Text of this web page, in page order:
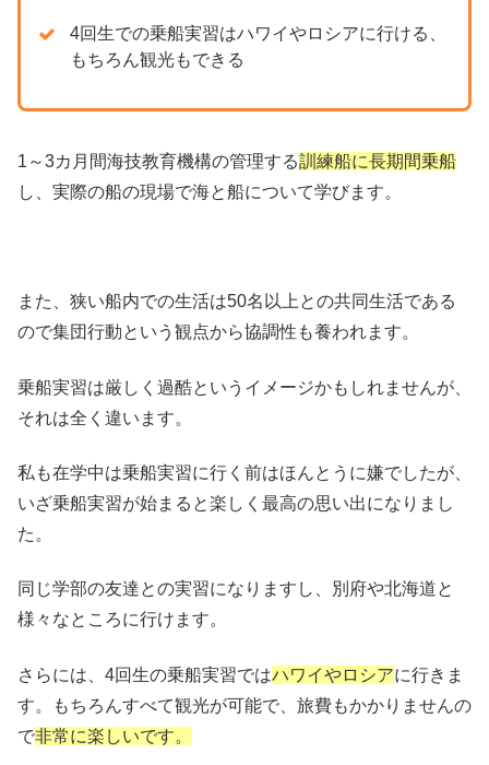
4回生での乗船実習はハワイやロシアに行ける、
もちろん観光もできる
1～3カ月間海技教育機構の管理する訓練船に長期間乗船
し、実際の船の現場で海と船について学びます。
また、狭い船内での生活は50名以上との共同生活である
ので集団行動という観点から協調性も養われます。
乗船実習は厳しく過酷というイメージかもしれませんが、
それは全く違います。
私も在学中は乗船実習に行く前はほんとうに嫌でしたが、
いざ乗船実習が始まると楽しく最高の思い出になりまし
た。
同じ学部の友達との実習になりますし、別府や北海道と
様々なところに行けます。
さらには、4回生の乗船実習ではハワイやロシアに行きま
す。もちろんすべて観光が可能で、旅費もかかりませんの
で非常に楽しいです。